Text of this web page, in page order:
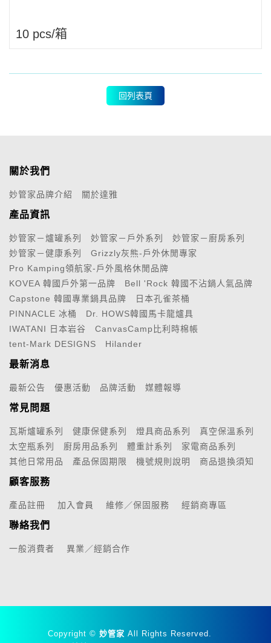
10 pcs/箱
回列表頁
關於我們
妙管家品牌介紹 關於達雅
產品資訊
妙管家－爐罐系列 妙管家－戶外系列
妙管家－廚房系列
妙管家－健康系列
Grizzly灰熊-戶外休閒專家
Pro Kamping領航家-戶外風格休閒品牌
KOVEA 韓國戶外第一品牌
Bell 'Rock 韓國不沾鍋人氣品牌
Capstone 韓國專業鍋具品牌
日本孔雀茶桶
PINNACLE 冰桶
Dr. HOWS韓國馬卡龍爐具
IWATANI 日本岩谷
CanvasCamp比利時棉帳
tent-Mark DESIGNS
Hilander
最新消息
最新公告 優惠活動 品牌活動 媒體報導
常見問題
瓦斯爐罐系列 健康保健系列 燈具商品系列
真空保溫系列
太空瓶系列
廚房用品系列 體重計系列
家電商品系列
其他日常用品
產品保固期限 機號規則說明 商品退換須知
顧客服務
產品註冊 加入會員 維修／保固服務 經銷商專區
聯絡我們
一般消費者 異業／經銷合作
Copyright © 妙管家 All Rights Reserved.